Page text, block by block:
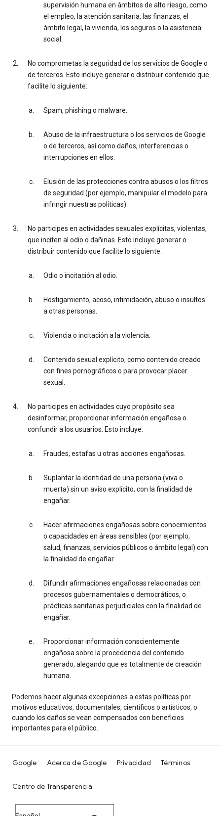
supervisión humana en ámbitos de alto riesgo, como
el empleo, la atención sanitaria, las finanzas, el
ámbito legal, la vivienda, los seguros o la asistencia
social.
No comprometas la seguridad de los servicios de Google o
de terceros. Esto incluye generar o distribuir contenido que
facilite lo siguiente:
Spam, phishing o malware.
Abuso de la infraestructura o los servicios de Google
o de terceros, así como daños, interferencias o
interrupciones en ellos.
Elusión de las protecciones contra abusos o los filtros
de seguridad (por ejemplo, manipular el modelo para
infringir nuestras políticas).
No participes en actividades sexuales explícitas, violentas,
que inciten al odio o dañinas. Esto incluye generar o
distribuir contenido que facilite lo siguiente:
Odio o incitación al odio.
Hostigamiento, acoso, intimidación, abuso o insultos
a otras personas.
Violencia o incitación a la violencia.
Contenido sexual explícito, como contenido creado
con fines pornográficos o para provocar placer
sexual.
No participes en actividades cuyo propósito sea
desinformar, proporcionar información engañosa o
confundir a los usuarios. Esto incluye:
Fraudes, estafas u otras acciones engañosas.
Suplantar la identidad de una persona (viva o
muerta) sin un aviso explícito, con la finalidad de
engañar.
Hacer afirmaciones engañosas sobre conocimientos
o capacidades en áreas sensibles (por ejemplo,
salud, finanzas, servicios públicos o ámbito legal) con
la finalidad de engañar.
Difundir afirmaciones engañosas relacionadas con
procesos gubernamentales o democráticos, o
prácticas sanitarias perjudiciales con la finalidad de
engañar.
Proporcionar información conscientemente
engañosa sobre la procedencia del contenido
generado, alegando que es totalmente de creación
humana.
Podemos hacer algunas excepciones a estas políticas por
motivos educativos, documentales, científicos o artísticos, o
cuando los daños se vean compensados con beneficios
importantes para el público.
Google Acerca de Google Privacidad Términos
Centro de Transparencia